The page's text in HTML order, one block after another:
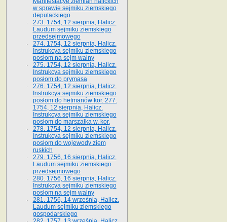
w sprawie sejmiku ziemskiego
deputackiego
273. 1754, 12 sierpnia, Halicz.
Laudum sejmiku ziemskiego
przedsejmowego
274. 1754, 12 sierpnia, Halicz.
Instrukcya sejmiku ziemskiego
posłom na sejm walny
275. 1754, 12 sierpnia, Halicz.
Instrukcya sejmiku ziemskiego
posłom do prymasa
276. 1754, 12 sierpnia, Halicz.
Instrukcya sejmiku ziemskiego
posłom do hetmanów kor. 277.
1754, 12 sierpnia, Halicz.
Instrukcya sejmiku ziemskiego
posłom do marszałka w. kor.
278. 1754, 12 sierpnia, Halicz.
Instrukcya sejmiku ziemskiego
posłom do wojewody ziem
ruskich
279. 1756, 16 sierpnia, Halicz.
Laudum sejmiku ziemskiego
przedsejmowego
280. 1756, 16 sierpnia, Halicz.
Instrukcya sejmiku ziemskiego
posłom na sejm walny
281. 1756, 14 września, Halicz.
Laudum sejmiku ziemskiego
gospodarskiego